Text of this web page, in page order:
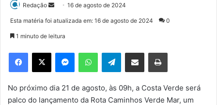
Redação
d
e
m
e
-
16 de agosto de 2024
Esta matéria foi atualizada em: 16 de agosto de 2024 0
1 minuto de leitura
Telegram
No próximo dia 21 de agosto, às 09h, a Costa Verde será
palco do lançamento da Rota Caminhos Verde Mar, um